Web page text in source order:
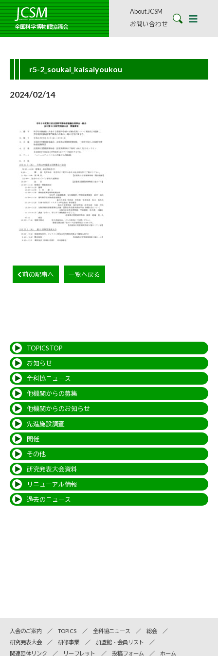
全国科学博物館協議会
About JCSM
お問い合わせ
r5-2_soukai_kaisaiyoukou
2024/02/14
前の記事へ 一覧へ戻る
TOPICS TOP
お知らせ
全科協ニュース
他機関からの募集
他機関からのお知らせ
先進施設調査
開催
その他
研究発表大会資料
リニューアル情報
過去のニュース
入会のご案内 TOPICS 全科協ニュース
総会
研究発表大会
研修事業
加盟館・会員リスト
関連団体リンク
リーフレット 投稿フォーム ホーム